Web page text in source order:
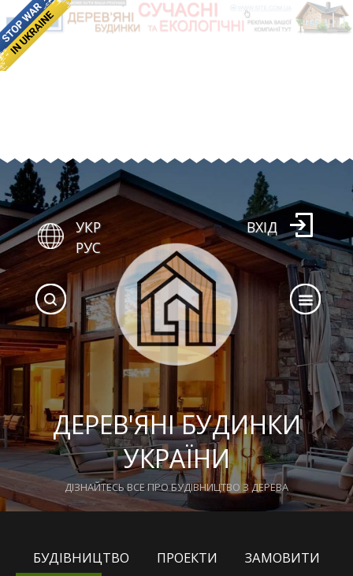
ДЕРЕВ'ЯНІ БУДИНКИ
УКРАЇНИ
ДІЗНАЙТЕСЬ ВСЕ ПРО БУДІВНИЦТВО З ДЕРЕВА
УКР
РУС
ВХІД
БУДІВНИЦТВО ПРОЕКТИ
ЗАМОВИТИ